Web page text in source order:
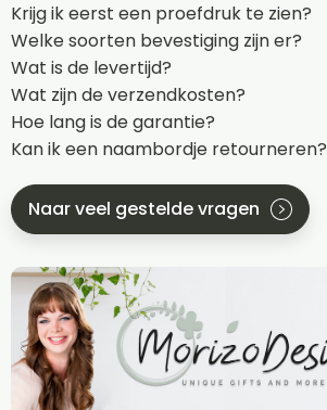
Krijg ik eerst een proefdruk te zien?
Welke soorten bevestiging zijn er?
Wat is de levertijd?
Wat zijn de verzendkosten?
Hoe lang is de garantie?
Kan ik een naambordje retourneren?
Naar veel gestelde vragen